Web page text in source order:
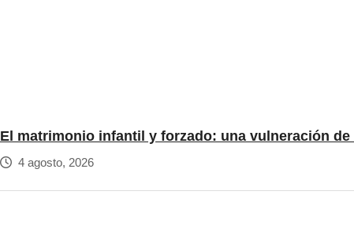
El matrimonio infantil y forzado: una vulneración
4 agosto, 2026